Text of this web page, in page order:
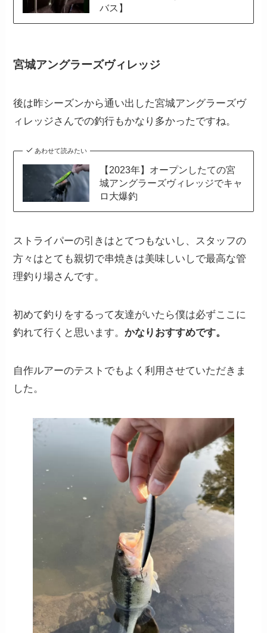
バス】
宮城アングラーズヴィレッジ
後は昨シーズンから通い出した宮城アングラーズヴ
ィレッジさんでの釣行もかなり多かったですね。
あわせて読みたい
【2023年】オープンしたての宮
城アングラーズヴィレッジでキャ
ロ大爆釣
ストライパーの引きはとてつもないし、スタッフの
方々はとても親切で串焼きは美味しいしで最高な管
理釣り場さんです。
初めて釣りをするって友達がいたら僕は必ずここに
釣れて行くと思います。かなりおすすめです。
自作ルアーのテストでもよく利用させていただきま
した。